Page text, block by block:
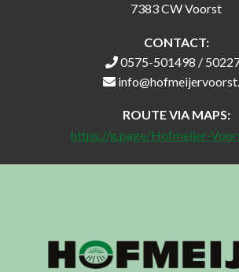
7383 CW Voorst
CONTACT:
0575-501498 /
ROUTE VIA MAPS:
https://g.page/Hofmeijer-